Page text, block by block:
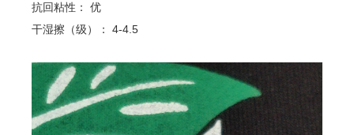
研发技术
国外网络
国内网络
人力资源 新闻资讯
抗回粘性： 优
干湿擦（级）： 4-4.5